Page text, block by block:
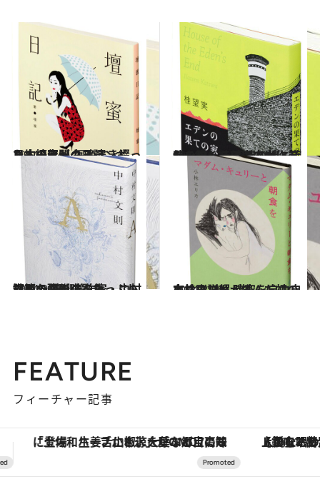
2014.12.4
日本のセックスシンボル・壇蜜が 毎晩書き綴った約一年間の日記
カルチャー 2014.10.26
母を殺したのは本当に弟なのか―― 家族の絆と確執を描く桂望実の力作
カルチャー
2014.9.19
短篇の醍醐味をたっぷり詰めた 芥川賞作家・中村文則の最新小説集
カルチャー 2014.8.29
小林エリカが挑んだ初の本格小説は 時空を自由自在に飛び超える
カルチャー
FEATURE
フィーチャー記事
【銀座で出合う最旬美容】美髪ケアや上質な眠り…セルフケアのアップデートから、特別な名入れギフトまで。大人のための「ReFa GINZA」クルーズ ヴァシュロン・コンスタンタ